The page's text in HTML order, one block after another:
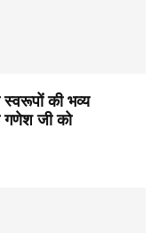
की भव्य
गणेश जी को